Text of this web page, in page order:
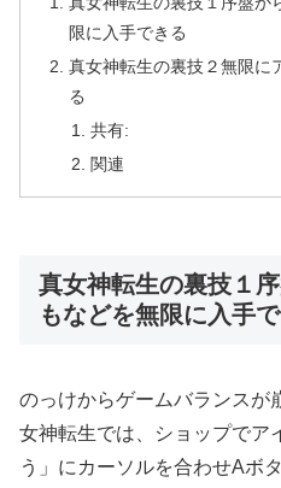
限に入手できる
真女神転生の裏技２無限に
る
共有:
関連
真女神転生の裏技１
もなどを無限に入手
のっけからゲームバランスが
女神転生では、ショップでア
う」にカーソルを合わせAボ